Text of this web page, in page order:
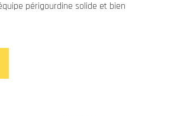
périgourdine solide et bien